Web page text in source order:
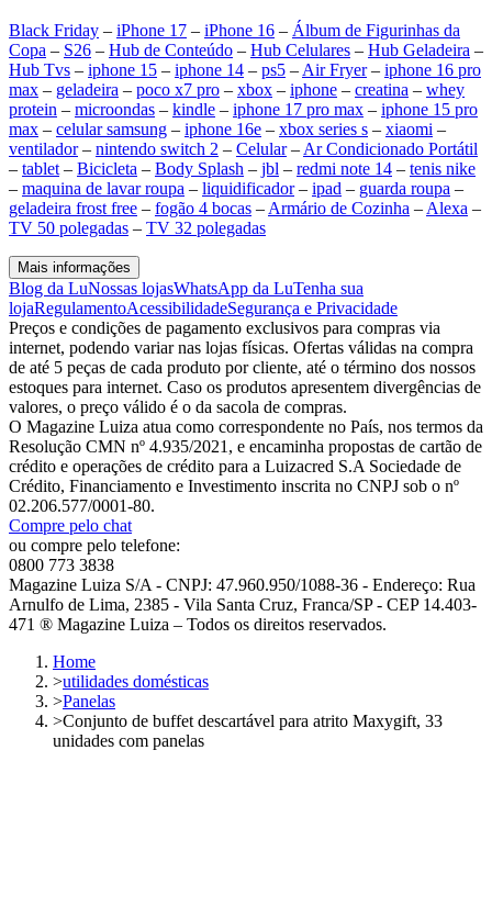
Black Friday – iPhone 17 – iPhone 16 – Álbum de Figurinhas da
Copa – S26 – Hub de Conteúdo – Hub Celulares – Hub Geladeira –
Hub Tvs – iphone 15 – iphone 14 – ps5 – Air Fryer– iphone 16 pro
max – geladeira – poco x7 pro – xbox – iphone – creatina – whey
protein – microondas – kindle – iphone 17 pro max – iphone 15 pro
max – celular samsung – iphone 16e – xbox series s – xiaomi –
ventilador– nintendo switch 2 – Celular– Ar Condicionado Portátil
– tablet – Bicicleta – Body Splash – jbl – redmi note 14 – tenis nike
– maquina de lavar roupa – liquidificador– ipad – guarda roupa –
geladeira frost free – fogão 4 bocas – Armário de Cozinha – Alexa –
TV 50 polegadas – TV 32 polegadas
Mais informações
Blog da LuNossas lojasWhatsApp da LuTenha sua
lojaRegulamentoAcessibilidadeSegurança e Privacidade
Preços e condições de pagamento exclusivos para compras via
internet, podendo variar nas lojas físicas. Ofertas válidas na compra
de até 5 peças de cada produto por cliente, até o término dos nossos
estoques para internet. Caso os produtos apresentem divergências de
valores, o preço válido é o da sacola de compras.
O Magazine Luiza atua como correspondente no País, nos termos da
Resolução CMN nº 4.935/2021, e encaminha propostas de cartão de
crédito e operações de crédito para a Luizacred S.A Sociedade de
Crédito, Financiamento e Investimento inscrita no CNPJ sob o nº
02.206.577/0001-80.
Compre pelo chat
ou compre pelo telefone:
0800 773 3838
Magazine Luiza S/A - CNPJ: 47.960.950/1088-36 - Endereço: Rua
Arnulfo de Lima, 2385 - Vila Santa Cruz, Franca/SP - CEP 14.403-
471 ® Magazine Luiza – Todos os direitos reservados.
Home
>utilidades domésticas
>Panelas
>Conjunto de buffet descartável para atrito Maxygift, 33
unidades com panelas